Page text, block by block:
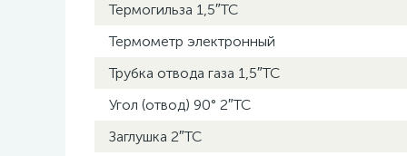
Термогильза 1,5″TC
Термометр электронный
Трубка отвода газа 1,5″TC
Угол (отвод) 90° 2″TC
Заглушка 2″TC